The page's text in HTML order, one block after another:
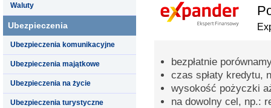
Waluty
Ubezpieczenia
Ubezpieczenia komunikacyjne
Ubezpieczenia majątkowe
Ubezpieczenia na życie
Ubezpieczenia turystyczne
bezpłatnie
czas spłaty kredytu,
wysokość pożyczki
na dowolny cel, np.: